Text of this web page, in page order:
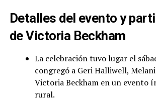
Detalles del evento y
de Victoria Beckham
La celebración tuvo lugar el
congregó a Geri Halliwell,
Victoria Beckham en un evento
rural.